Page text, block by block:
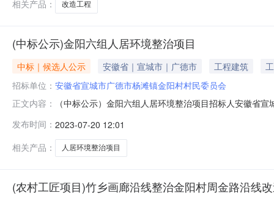
相关产品：
改造工程
(中标公示)金阳六组人居环境整治项目
中标｜候选人公示 安徽省｜宣城市｜广德市 工程建筑
招标单位： 安徽省宣城市广德市杨滩镇金阳村村民委员会
正文内容：
（中标公示）金阳六组人居环境整治项目招标人安徽省
广德市杨滩镇小额公共资源交易中心举报电话（传真）
发布时间： 2023-07-20 12:01
相关产品：
人居环境整治项目
(农村工匠项目)竹乡画廊沿线整治金阳村周金路沿线